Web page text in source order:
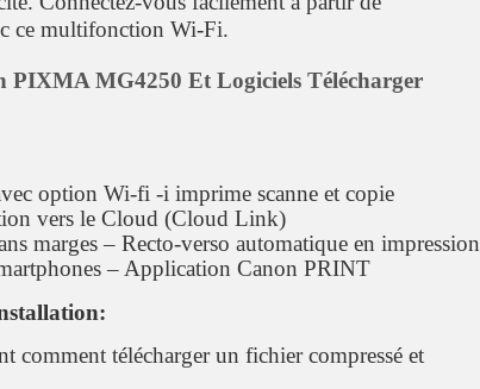
ce multifonction Wi-Fi.
PIXMA MG4250 Et Logiciels Télécharger
option Wi-fi -i imprime scanne et copie
vers le Cloud (Cloud Link)
marges – Recto-verso automatique en impression
– Application Canon PRINT
comment télécharger un fichier compressé et